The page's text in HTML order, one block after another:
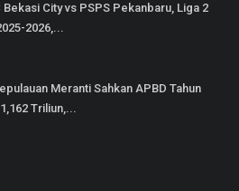
Bekasi City vs PSPS Pekanbaru, Liga 2
2026,...
Meranti Sahkan APBD Tahun
Triliun,...